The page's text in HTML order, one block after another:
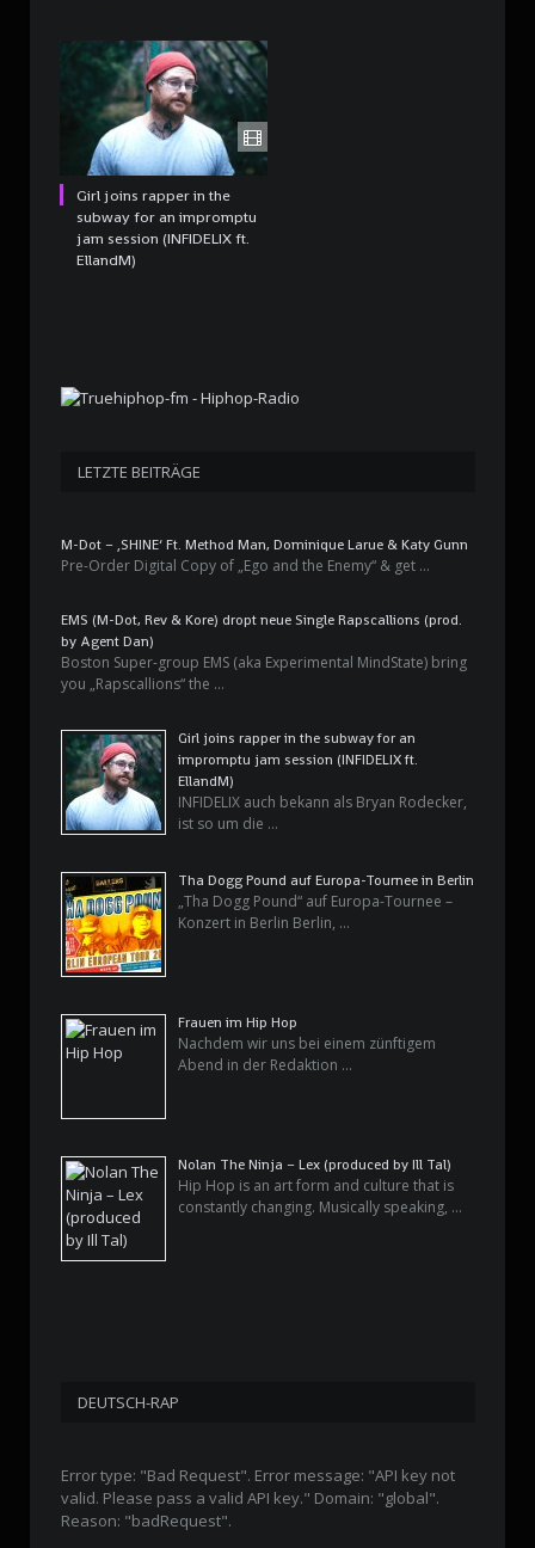
Girl joins rapper in the
subway for an impromptu
jam session (INFIDELIX ft.
EllandM)
LETZTE BEITRÄGE
M-Dot – ‚SHINE‘ Ft. Method Man, Dominique Larue & Katy Gunn
Pre-Order Digital Copy of „Ego and the Enemy“ & get …
EMS (M-Dot, Rev & Kore) dropt neue Single Rapscallions (prod.
by Agent Dan)
Boston Super-group EMS (aka Experimental MindState) bring
you „Rapscallions“ the …
Girl joins rapper in the subway for an
impromptu jam session (INFIDELIX ft.
EllandM)
INFIDELIX auch bekann als Bryan Rodecker,
ist so um die …
Tha Dogg Pound auf Europa-Tournee in Berlin
„Tha Dogg Pound“ auf Europa-Tournee –
Konzert in Berlin Berlin, …
Frauen im Hip Hop
Nachdem wir uns bei einem zünftigem
Abend in der Redaktion …
Nolan The Ninja – Lex (produced by Ill Tal)
Hip Hop is an art form and culture that is
constantly changing. Musically speaking, …
DEUTSCH-RAP
Error type: "Bad Request". Error message: "API key not
valid. Please pass a valid API key." Domain: "global".
Reason: "badRequest".